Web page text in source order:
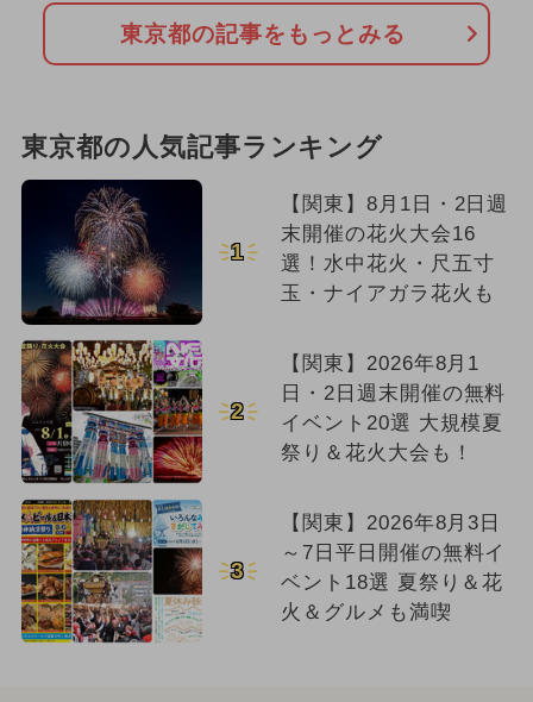
東京都の記事をもっとみる
東京都の人気記事ランキング
1
【関東】8月1日・2日週
末開催の花火大会16
選！水中花火・尺五寸
玉・ナイアガラ花火も
2
【関東】2026年8月1
日・2日週末開催の無料
イベント20選 大規模夏
祭り＆花火大会も！
3
【関東】2026年8月3日
～7日平日開催の無料イ
ベント18選 夏祭り＆花
火＆グルメも満喫